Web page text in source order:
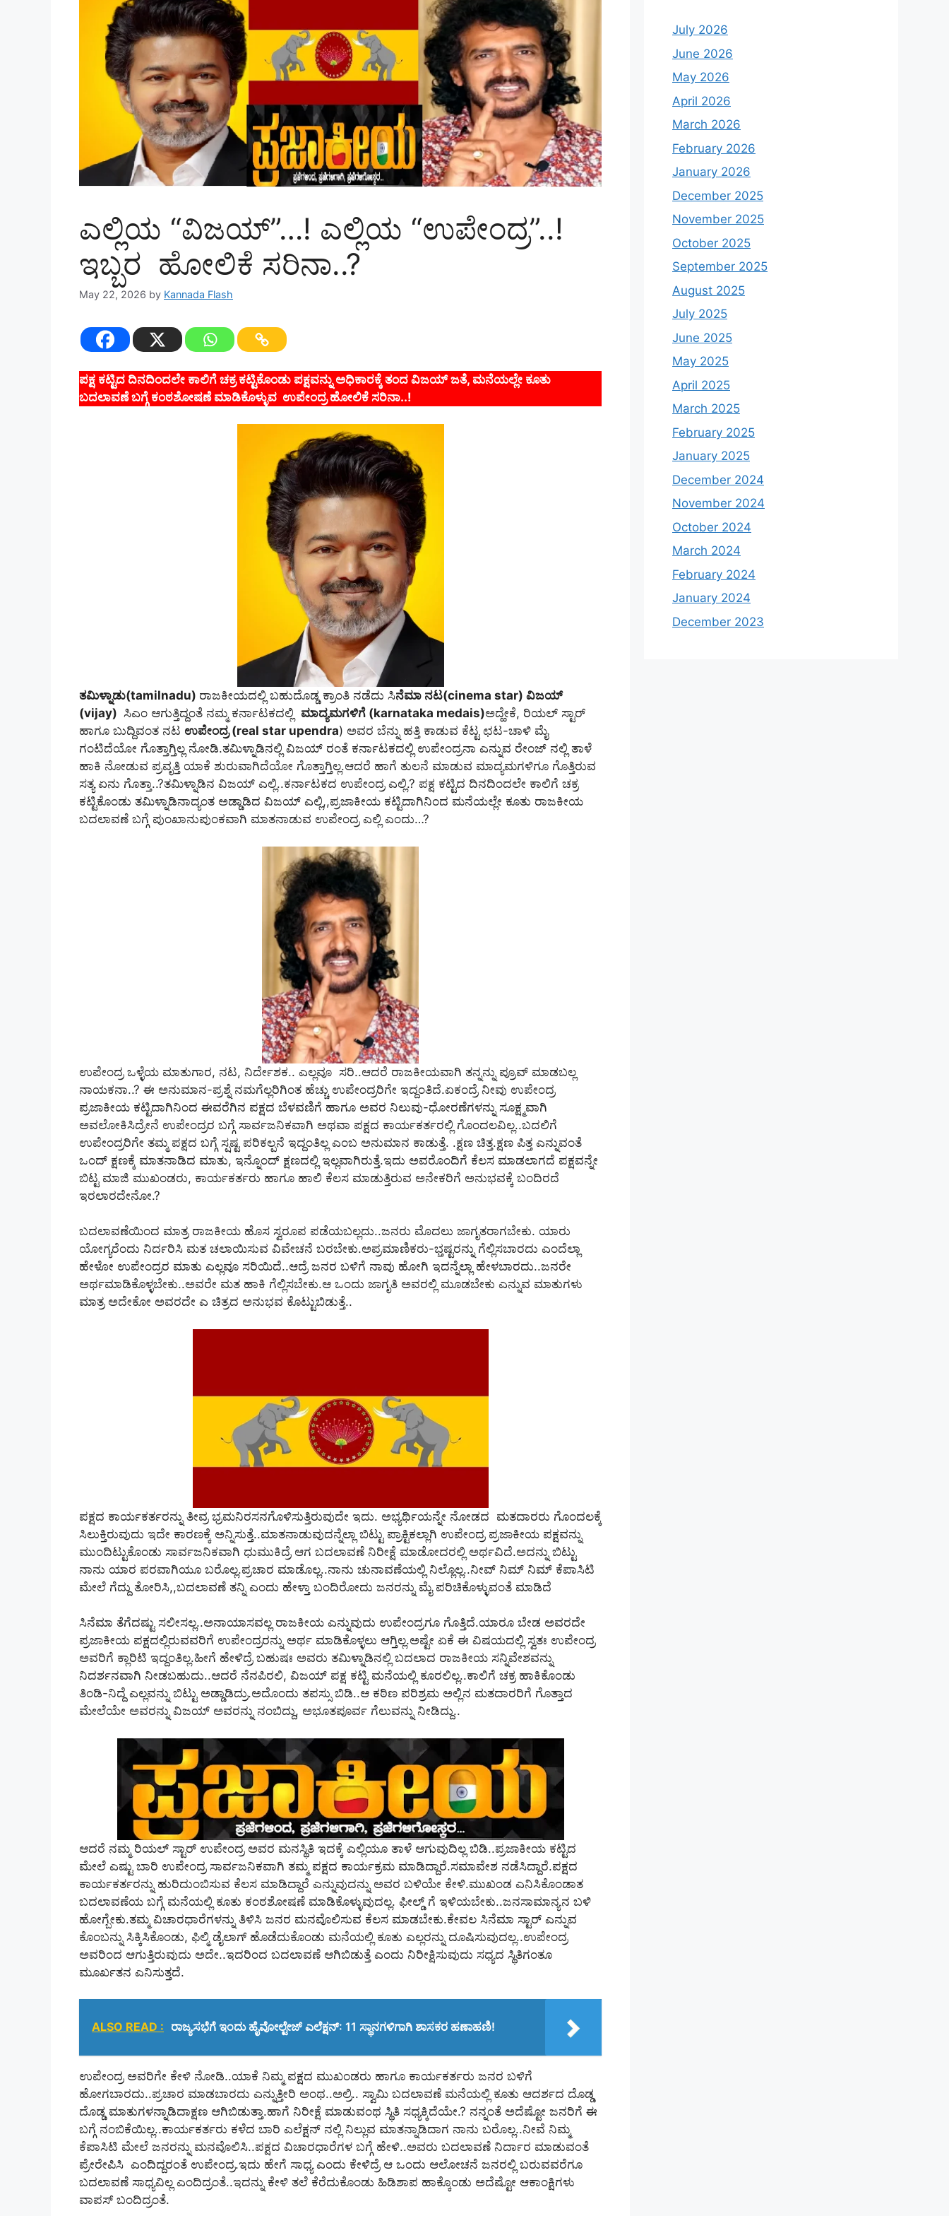
ಎಲ್ಲಿಯ “ವಿಜಯ್”…! ಎಲ್ಲಿಯ “ಉಪೇಂದ್ರ”..!
ಇಬ್ಬರ ಹೋಲಿಕೆ ಸರಿನಾ..?
May 22, 2026 by Kannada Flash
ಪಕ್ಷ ಕಟ್ಟಿದ ದಿನದಿಂದಲೇ ಕಾಲಿಗೆ ಚಕ್ರ ಕಟ್ಟಿಕೊಂಡು ಪಕ್ಷವನ್ನು ಅಧಿಕಾರಕ್ಕೆ ತಂದ ವಿಜಯ್‌ ಜತೆ, ಮನೆಯಲ್ಲೇ ಕೂತು
ಬದಲಾವಣೆ ಬಗ್ಗೆ ಕಂಠಶೋಷಣೆ ಮಾಡಿಕೊಳ್ಳುವ ಉಪೇಂದ್ರ ಹೋಲಿಕೆ ಸರಿನಾ..!
ತಮಿಳ್ನಾಡು(tamilnadu) ರಾಜಕೀಯದಲ್ಲಿ ಬಹುದೊಡ್ಡ ಕ್ರಾಂತಿ ನಡೆದು ಸಿನೆಮಾ ನಟ(cinema star) ವಿಜಯ್‌
(vijay) ಸಿಎಂ ಆಗುತ್ತಿದ್ದಂತೆ ನಮ್ಮ ಕರ್ನಾಟಕದಲ್ಲಿ ಮಾದ್ಯಮಗಳಿಗೆ (karnataka medais)ಅದ್ಹೇಕೆ, ರಿಯಲ್‌ ಸ್ಟಾರ್‌
ಹಾಗೂ ಬುದ್ದಿವಂತ ನಟ ಉಪೇಂದ್ರ (real star upendra) ಅವರ ಬೆನ್ನು ಹತ್ತಿ ಕಾಡುವ ಕೆಟ್ಟ ಛಟ-ಚಾಳಿ ಮೈ
ಗಂಟಿದೆಯೋ ಗೊತ್ತಾಗ್ತಿಲ್ಲ ನೋಡಿ.ತಮಿಳ್ನಾಡಿನಲ್ಲಿ ವಿಜಯ್‌ ರಂತೆ ಕರ್ನಾಟಕದಲ್ಲಿ ಉಪೇಂದ್ರನಾ ಎನ್ನುವ ರೇಂಜ್‌ ನಲ್ಲಿ ತಾಳೆ
ಹಾಕಿ ನೋಡುವ ಪ್ರವೃತ್ತಿ ಯಾಕೆ ಶುರುವಾಗಿದೆಯೋ ಗೊತ್ತಾಗ್ತಿಲ್ಲ.ಆದರೆ ಹಾಗೆ ತುಲನೆ ಮಾಡುವ ಮಾದ್ಯಮಗಳಿಗೂ ಗೊತ್ತಿರುವ
ಸತ್ಯ ಏನು ಗೊತ್ತಾ..?ತಮಿಳ್ನಾಡಿನ ವಿಜಯ್‌ ಎಲ್ಲಿ..ಕರ್ನಾಟಕದ ಉಪೇಂದ್ರ ಎಲ್ಲಿ.? ಪಕ್ಷ ಕಟ್ಟಿದ ದಿನದಿಂದಲೇ ಕಾಲಿಗೆ ಚಕ್ರ
ಕಟ್ಟಿಕೊಂಡು ತಮಿಳ್ನಾಡಿನಾದ್ಯಂತ ಅಡ್ಡಾಡಿದ ವಿಜಯ್‌ ಎಲ್ಲಿ,,ಪ್ರಜಾಕೀಯ ಕಟ್ಟಿದಾಗಿನಿಂದ ಮನೆಯಲ್ಲೇ ಕೂತು ರಾಜಕೀಯ
ಬದಲಾವಣೆ ಬಗ್ಗೆ ಪುಂಖಾನುಪುಂಕವಾಗಿ ಮಾತನಾಡುವ ಉಪೇಂದ್ರ ಎಲ್ಲಿ ಎಂದು…?
ಉಪೇಂದ್ರ ಒಳ್ಳೆಯ ಮಾತುಗಾರ, ನಟ, ನಿರ್ದೇಶಕ.. ಎಲ್ಲವೂ ಸರಿ..ಆದರೆ ರಾಜಕೀಯವಾಗಿ ತನ್ನನ್ನು ಪ್ರೂವ್‌ ಮಾಡಬಲ್ಲ
ನಾಯಕನಾ..? ಈ ಅನುಮಾನ-ಪ್ರಶ್ನೆ ನಮಗೆಲ್ಲರಿಗಿಂತ ಹೆಚ್ಚು ಉಪೇಂದ್ರರಿಗೇ ಇದ್ದಂತಿದೆ.ಏಕಂದ್ರೆ ನೀವು ಉಪೇಂದ್ರ
ಪ್ರಜಾಕೀಯ ಕಟ್ಟಿದಾಗಿನಿಂದ ಈವರೆಗಿನ ಪಕ್ಷದ ಬೆಳವಣಿಗೆ ಹಾಗೂ ಅವರ ನಿಲುವು-ಧೋರಣೆಗಳನ್ನು ಸೂಕ್ಷ್ಮವಾಗಿ
ಅವಲೋಕಿಸಿದ್ರೇನೆ ಉಪೇಂದ್ರರ ಬಗ್ಗೆ ಸಾರ್ವಜನಿಕವಾಗಿ ಅಥವಾ ಪಕ್ಷದ ಕಾರ್ಯಕರ್ತರಲ್ಲಿ ಗೊಂದಲವಿಲ್ಲ..ಬದಲಿಗೆ
ಉಪೇಂದ್ರರಿಗೇ ತಮ್ಮ ಪಕ್ಷದ ಬಗ್ಗೆ ಸ್ಷಷ್ಟ ಪರಿಕಲ್ಪನೆ ಇದ್ದಂತಿಲ್ಲ ಎಂಬ ಅನುಮಾನ ಕಾಡುತ್ತೆ. .ಕ್ಷಣ ಚಿತ್ತ.ಕ್ಷಣ ಪಿತ್ತ ಎನ್ನುವಂತೆ
ಒಂದ್‌ ಕ್ಷಣಕ್ಕೆ ಮಾತನಾಡಿದ ಮಾತು, ಇನ್ನೊಂದ್‌ ಕ್ಷಣದಲ್ಲಿ ಇಲ್ಲವಾಗಿರುತ್ತೆ.ಇದು ಅವರೊಂದಿಗೆ ಕೆಲಸ ಮಾಡಲಾಗದೆ ಪಕ್ಷವನ್ನೇ
ಬಿಟ್ಟ ಮಾಜಿ ಮುಖಂಡರು, ಕಾರ್ಯಕರ್ತರು ಹಾಗೂ ಹಾಲಿ ಕೆಲಸ ಮಾಡುತ್ತಿರುವ ಅನೇಕರಿಗೆ ಅನುಭವಕ್ಕೆ ಬಂದಿರದೆ
ಇರಲಾರದೇನೋ.?
ಬದಲಾವಣೆಯಿಂದ ಮಾತ್ರ ರಾಜಕೀಯ ಹೊಸ ಸ್ವರೂಪ ಪಡೆಯಬಲ್ಲದು..ಜನರು ಮೊದಲು ಜಾಗೃತರಾಗಬೇಕು. ಯಾರು
ಯೋಗ್ಯರೆಂದು ನಿರ್ದರಿಸಿ ಮತ ಚಲಾಯಿಸುವ ವಿವೇಚನೆ ಬರಬೇಕು.ಅಪ್ರಮಾಣಿಕರು-ಭ್ತಷ್ಟರನ್ನು ಗೆಲ್ಲಿಸಬಾರದು ಎಂದೆಲ್ಲಾ
ಹೇಳೋ ಉಪೇಂದ್ರರ ಮಾತು ಎಲ್ಲವೂ ಸರಿಯಿದೆ..ಆದ್ರೆ ಜನರ ಬಳಿಗೆ ನಾವು ಹೋಗಿ ಇದನ್ನೆಲ್ಲಾ ಹೇಳಬಾರದು..ಜನರೇ
ಅರ್ಥಮಾಡಿಕೊಳ್ಳಬೇಕು..ಅವರೇ ಮತ ಹಾಕಿ ಗೆಲ್ಲಿಸಬೇಕು.ಆ ಒಂದು ಜಾಗೃತಿ ಅವರಲ್ಲಿ ಮೂಡಬೇಕು ಎನ್ನುವ ಮಾತುಗಳು
ಮಾತ್ರ ಅದೇಕೋ ಅವರದೇ ಎ ಚಿತ್ರದ ಅನುಭವ ಕೊಟ್ಟುಬಿಡುತ್ತೆ..
ಪಕ್ಷದ ಕಾರ್ಯಕರ್ತರನ್ನು ತೀವ್ರ ಭ್ರಮನಿರಸನಗೊಳಿಸುತ್ತಿರುವುದೇ ಇದು. ಅಭ್ಯರ್ಥಿಯನ್ನೇ ನೋಡದ ಮತದಾರರು ಗೊಂದಲಕ್ಕೆ
ಸಿಲುಕ್ತಿರುವುದು ಇದೇ ಕಾರಣಕ್ಕೆ ಅನ್ನಿಸುತ್ತೆ..ಮಾತನಾಡುವುದನ್ನೆಲ್ಲಾ ಬಿಟ್ಟು ಪ್ರಾಕ್ಟಿಕಲ್ಲಾಗಿ ಉಪೇಂದ್ರ ಪ್ರಜಾಕೀಯ ಪಕ್ಷವನ್ನು
ಮುಂದಿಟ್ಟುಕೊಂಡು ಸಾರ್ವಜನಿಕವಾಗಿ ಧುಮುಕಿದ್ರೆ ಆಗ ಬದಲಾವಣೆ ನಿರೀಕ್ಷೆ ಮಾಡೋದರಲ್ಲಿ ಅರ್ಥವಿದೆ.ಅದನ್ನು ಬಿಟ್ಟು
ನಾನು ಯಾರ ಪರವಾಗಿಯೂ ಬರೊಲ್ಲ.ಪ್ರಚಾರ ಮಾಡೊಲ್ಲ..ನಾನು ಚುನಾವಣೆಯಲ್ಲಿ ನಿಲ್ಲೊಲ್ಲ..ನೀವ್‌ ನಿಮ್‌ ನಿಮ್‌ ಕೆಪಾಸಿಟಿ
ಮೇಲೆ ಗೆದ್ದು ತೋರಿಸಿ,,ಬದಲಾವಣೆ ತನ್ನಿ ಎಂದು ಹೇಳ್ತಾ ಬಂದಿರೋದು ಜನರನ್ನು ಮೈ ಪರಿಚಿಕೊಳ್ಳುವಂತೆ ಮಾಡಿದೆ
ಸಿನೆಮಾ ತೆಗೆದಷ್ಟು ಸಲೀಸಲ್ಲ..ಅನಾಯಾಸವಲ್ಲ ರಾಜಕೀಯ ಎನ್ನುವುದು ಉಪೇಂದ್ರಗೂ ಗೊತ್ತಿದೆ.ಯಾರೂ ಬೇಡ ಅವರದೇ
ಪ್ರಜಾಕೀಯ ಪಕ್ಷದಲ್ಲಿರುವವರಿಗೆ ಉಪೇಂದ್ರರನ್ನು ಅರ್ಥ ಮಾಡಿಕೊಳ್ಳಲು ಆಗ್ತಿಲ್ಲ.ಅಷ್ಟೇ ಏಕೆ ಈ ವಿಷಯದಲ್ಲಿ ಸ್ವತಃ ಉಪೇಂದ್ರ
ಅವರಿಗೆ ಕ್ಲಾರಿಟಿ ಇದ್ದಂತಿಲ್ಲ.ಹೀಗೆ ಹೇಳಿದ್ರೆ ಬಹುಷಃ ಅವರು ತಮಿಳ್ನಾಡಿನಲ್ಲಿ ಬದಲಾದ ರಾಜಕೀಯ ಸನ್ನಿವೇಶವನ್ನು
ನಿದರ್ಶನವಾಗಿ ನೀಡಬಹುದು..ಆದರೆ ನೆನಪಿರಲಿ, ವಿಜಯ್‌ ಪಕ್ಷ ಕಟ್ಟಿ ಮನೆಯಲ್ಲಿ ಕೂರಲಿಲ್ಲ..ಕಾಲಿಗೆ ಚಕ್ರ ಹಾಕಿಕೊಂಡು
ತಿಂಡಿ-ನಿದ್ದೆ ಎಲ್ಲವನ್ನು ಬಿಟ್ಟು ಅಡ್ಡಾಡಿದ್ರು.ಅದೊಂದು ತಪಸ್ಸು ಬಿಡಿ..ಆ ಕಠಿಣ ಪರಿಶ್ರಮ ಅಲ್ಲಿನ ಮತದಾರರಿಗೆ ಗೊತ್ತಾದ
ಮೇಲೆಯೇ ಅವರನ್ನು ವಿಜಯ್‌ ಅವರನ್ನು ನಂಬಿದ್ದು, ಅಭೂತಪೂರ್ವ ಗೆಲುವನ್ನು ನೀಡಿದ್ದು..
ಆದರೆ ನಮ್ಮ ರಿಯಲ್‌ ಸ್ಟಾರ್‌ ಉಪೇಂದ್ರ ಅವರ ಮನಸ್ಥಿತಿ ಇದಕ್ಕೆ ಎಲ್ಲಿಯೂ ತಾಳೆ ಆಗುವುದಿಲ್ಲ ಬಿಡಿ..ಪ್ರಜಾಕೀಯ ಕಟ್ಟಿದ
ಮೇಲೆ ಎಷ್ಟು ಬಾರಿ ಉಪೇಂದ್ರ ಸಾರ್ವಜನಿಕವಾಗಿ ತಮ್ಮ ಪಕ್ಷದ ಕಾರ್ಯಕ್ರಮ ಮಾಡಿದ್ದಾರೆ.ಸಮಾವೇಶ ನಡೆಸಿದ್ದಾರೆ.ಪಕ್ಷದ
ಕಾರ್ಯಕರ್ತರನ್ನು ಹುರಿದುಂಬಿಸುವ ಕೆಲಸ ಮಾಡಿದ್ದಾರೆ ಎನ್ನುವುದನ್ನು ಅವರ ಬಳಿಯೇ ಕೇಳಿ.ಮುಖಂಡ ಎನಿಸಿಕೊಂಡಾತ
ಬದಲಾವಣೆಯ ಬಗ್ಗೆ ಮನೆಯಲ್ಲಿ ಕೂತು ಕಂಠಶೋಷಣೆ ಮಾಡಿಕೊಳ್ಳುವುದಲ್ಲ. ಫೀಲ್ಡ್‌ ಗೆ ಇಳಿಯಬೇಕು..ಜನಸಾಮಾನ್ಯನ ಬಳಿ
ಹೋಗ್ಬೇಕು.ತಮ್ಮ ವಿಚಾರಧಾರೆಗಳನ್ನು ತಿಳಿಸಿ ಜನರ ಮನವೊಲಿಸುವ ಕೆಲಸ ಮಾಡಬೇಕು.ಕೇವಲ ಸಿನೆಮಾ ಸ್ಟಾರ್‌ ಎನ್ನುವ
ಕೊಂಬನ್ನು ಸಿಕ್ಕಿಸಿಕೊಂಡು, ಫಿಲ್ಮಿ ಡೈಲಾಗ್‌ ಹೊಡೆದುಕೊಂಡು ಮನೆಯಲ್ಲಿ ಕೂತು ಎಲ್ಲರನ್ನು ದೂಷಿಸುವುದಲ್ಲ..ಉಪೇಂದ್ರ
ಅವರಿಂದ ಆಗುತ್ತಿರುವುದು ಅದೇ..ಇದರಿಂದ ಬದಲಾವಣೆ ಆಗಿಬಿಡುತ್ತೆ ಎಂದು ನಿರೀಕ್ಷಿಸುವುದು ಸಧ್ಯದ ಸ್ಥಿತಿಗಂತೂ
ಮೂರ್ಖತನ ಎನಿಸುತ್ತದೆ.
ALSO READ : ರಾಜ್ಯಸಭೆಗೆ ಇಂದು ಹೈವೋಲ್ಟೇಜ್ ಎಲೆಕ್ಷನ್: 11 ಸ್ಥಾನಗಳಿಗಾಗಿ ಶಾಸಕರ ಹಣಾಹಣಿ!
ಉಪೇಂದ್ರ ಅವರಿಗೇ ಕೇಳಿ ನೋಡಿ..ಯಾಕೆ ನಿಮ್ಮ ಪಕ್ಷದ ಮುಖಂಡರು ಹಾಗೂ ಕಾರ್ಯಕರ್ತರು ಜನರ ಬಳಿಗೆ
ಹೋಗಬಾರದು..ಪ್ರಚಾರ ಮಾಡಬಾರದು ಎನ್ನುತ್ತೀರಿ ಅಂಥ..ಅಲ್ರಿ.. ಸ್ವಾಮಿ ಬದಲಾವಣೆ ಮನೆಯಲ್ಲಿ ಕೂತು ಆದರ್ಶದ ದೊಡ್ಡ
ದೊಡ್ಡ ಮಾತುಗಳನ್ನಾಡಿದಾಕ್ಷಣ ಆಗಿಬಿಡುತ್ತಾ.ಹಾಗೆ ನಿರೀಕ್ಷೆ ಮಾಡುವಂಥ ಸ್ಥಿತಿ ಸಧ್ಯಕ್ಕಿದೆಯೇ.? ನನ್ನಂತೆ ಅದೆಷ್ಟೋ ಜನರಿಗೆ ಈ
ಬಗ್ಗೆ ನಂಬಿಕೆಯಿಲ್ಲ..ಕಾರ್ಯಕರ್ತರು ಕಳೆದ ಬಾರಿ ಎಲೆಕ್ಷನ್‌ ನಲ್ಲಿ ನಿಲ್ಲುವ ಮಾತನ್ನಾಡಿದಾಗ ನಾನು ಬರೊಲ್ಲ..ನೀವೆ ನಿಮ್ಮ
ಕೆಪಾಸಿಟಿ ಮೇಲೆ ಜನರನ್ನು ಮನವೊಲಿಸಿ..ಪಕ್ಷದ ವಿಚಾರಧಾರೆಗಳ ಬಗ್ಗೆ ಹೇಳಿ..ಅವರು ಬದಲಾವಣೆ ನಿರ್ದಾರ ಮಾಡುವಂತೆ
ಪ್ರೇರೇಪಿಸಿ ಎಂದಿದ್ದರಂತೆ ಉಪೇಂದ್ರ.ಇದು ಹೇಗೆ ಸಾಧ್ಯ ಎಂದು ಕೇಳಿದ್ರೆ ಆ ಒಂದು ಆಲೋಚನೆ ಜನರಲ್ಲಿ ಬರುವವರೆಗೂ
ಬದಲಾವಣೆ ಸಾಧ್ಯವಿಲ್ಲ ಎಂದಿದ್ರಂತೆ..ಇದನ್ನು ಕೇಳಿ ತಲೆ ಕೆರೆದುಕೊಂಡು ಹಿಡಿಶಾಪ ಹಾಕ್ಕೊಂಡು ಅದೆಷ್ಟೋ ಆಕಾಂಕ್ಷಿಗಳು
ವಾಪಸ್‌ ಬಂದಿದ್ರಂತೆ.
July 2026
June 2026
May 2026
April 2026
March 2026
February 2026
January 2026
December 2025
November 2025
October 2025
September 2025
August 2025
July 2025
June 2025
May 2025
April 2025
March 2025
February 2025
January 2025
December 2024
November 2024
October 2024
March 2024
February 2024
January 2024
December 2023